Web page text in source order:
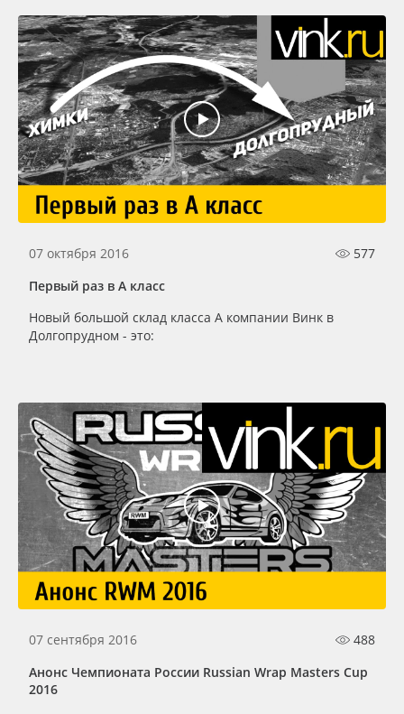
07 октября 2016
577
Первый раз в А класс
Новый большой склад класса А компании Винк в
Долгопрудном - это:
07 сентября 2016
488
Анонс Чемпионата России Russian Wrap Masters Cup
2016